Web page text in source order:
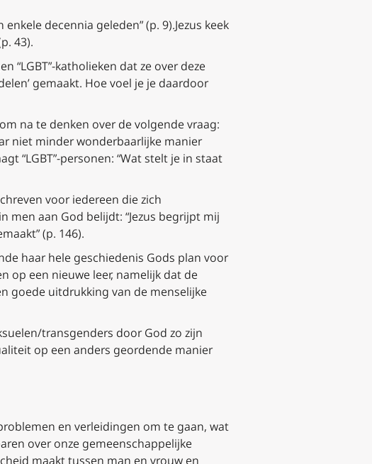
decennia geleden” (p. 9).Jezus keek
43).
“LGBT”-katholieken dat ze over deze
gemaakt. Hoe voel je je daardoor
na te denken over de volgende vraag:
niet minder wonderbaarlijke manier
“LGBT”-personen: “Wat stelt je in staat
voor iedereen die zich
men aan God belijdt: “Jezus begrijpt mij
(p. 146).
haar hele geschiedenis Gods plan voor
op een nieuwe leer, namelijk dat de
goede uitdrukking van de menselijke
transgenders door God zo zijn
op een anders geordende manier
en verleidingen om te gaan, wat
over onze gemeenschappelijke
maakt tussen man en vrouw en